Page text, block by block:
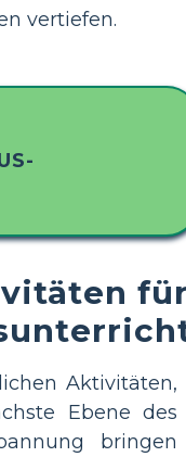
vertiefen.
Aktivitäten,
Ebene des
bringen